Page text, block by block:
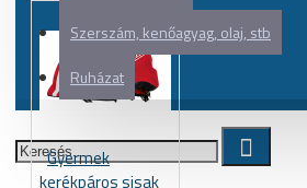
Szerszám, kenőagyag, olaj, stb
Ruházat
Gyermek
kerékpáros sisak